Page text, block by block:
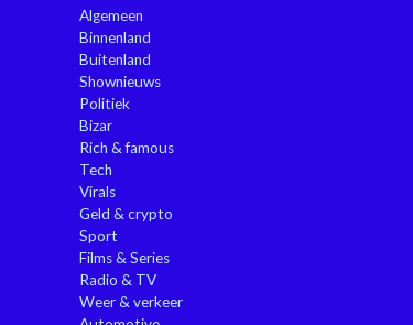
Algemeen
Binnenland
Buitenland
Shownieuws
Politiek
Bizar
Rich & famous
Tech
Virals
Geld & crypto
Sport
Films & Series
Radio & TV
Weer & verkeer